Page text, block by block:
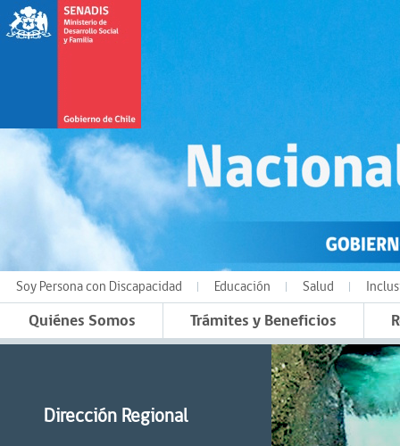
Soy Persona con Discapacidad Educación Salud
Quiénes Somos Trámites y Beneficios
Dirección Regional